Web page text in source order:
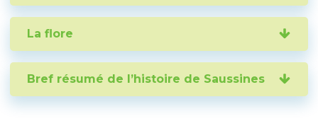
La flore
Bref résumé de l’histoire de Saussines